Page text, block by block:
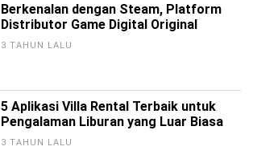
Berkenalan dengan Steam, Platform
Distributor Game Digital Original
3 TAHUN LALU
5 Aplikasi Villa Rental Terbaik untuk
Pengalaman Liburan yang Luar Biasa
3 TAHUN LALU